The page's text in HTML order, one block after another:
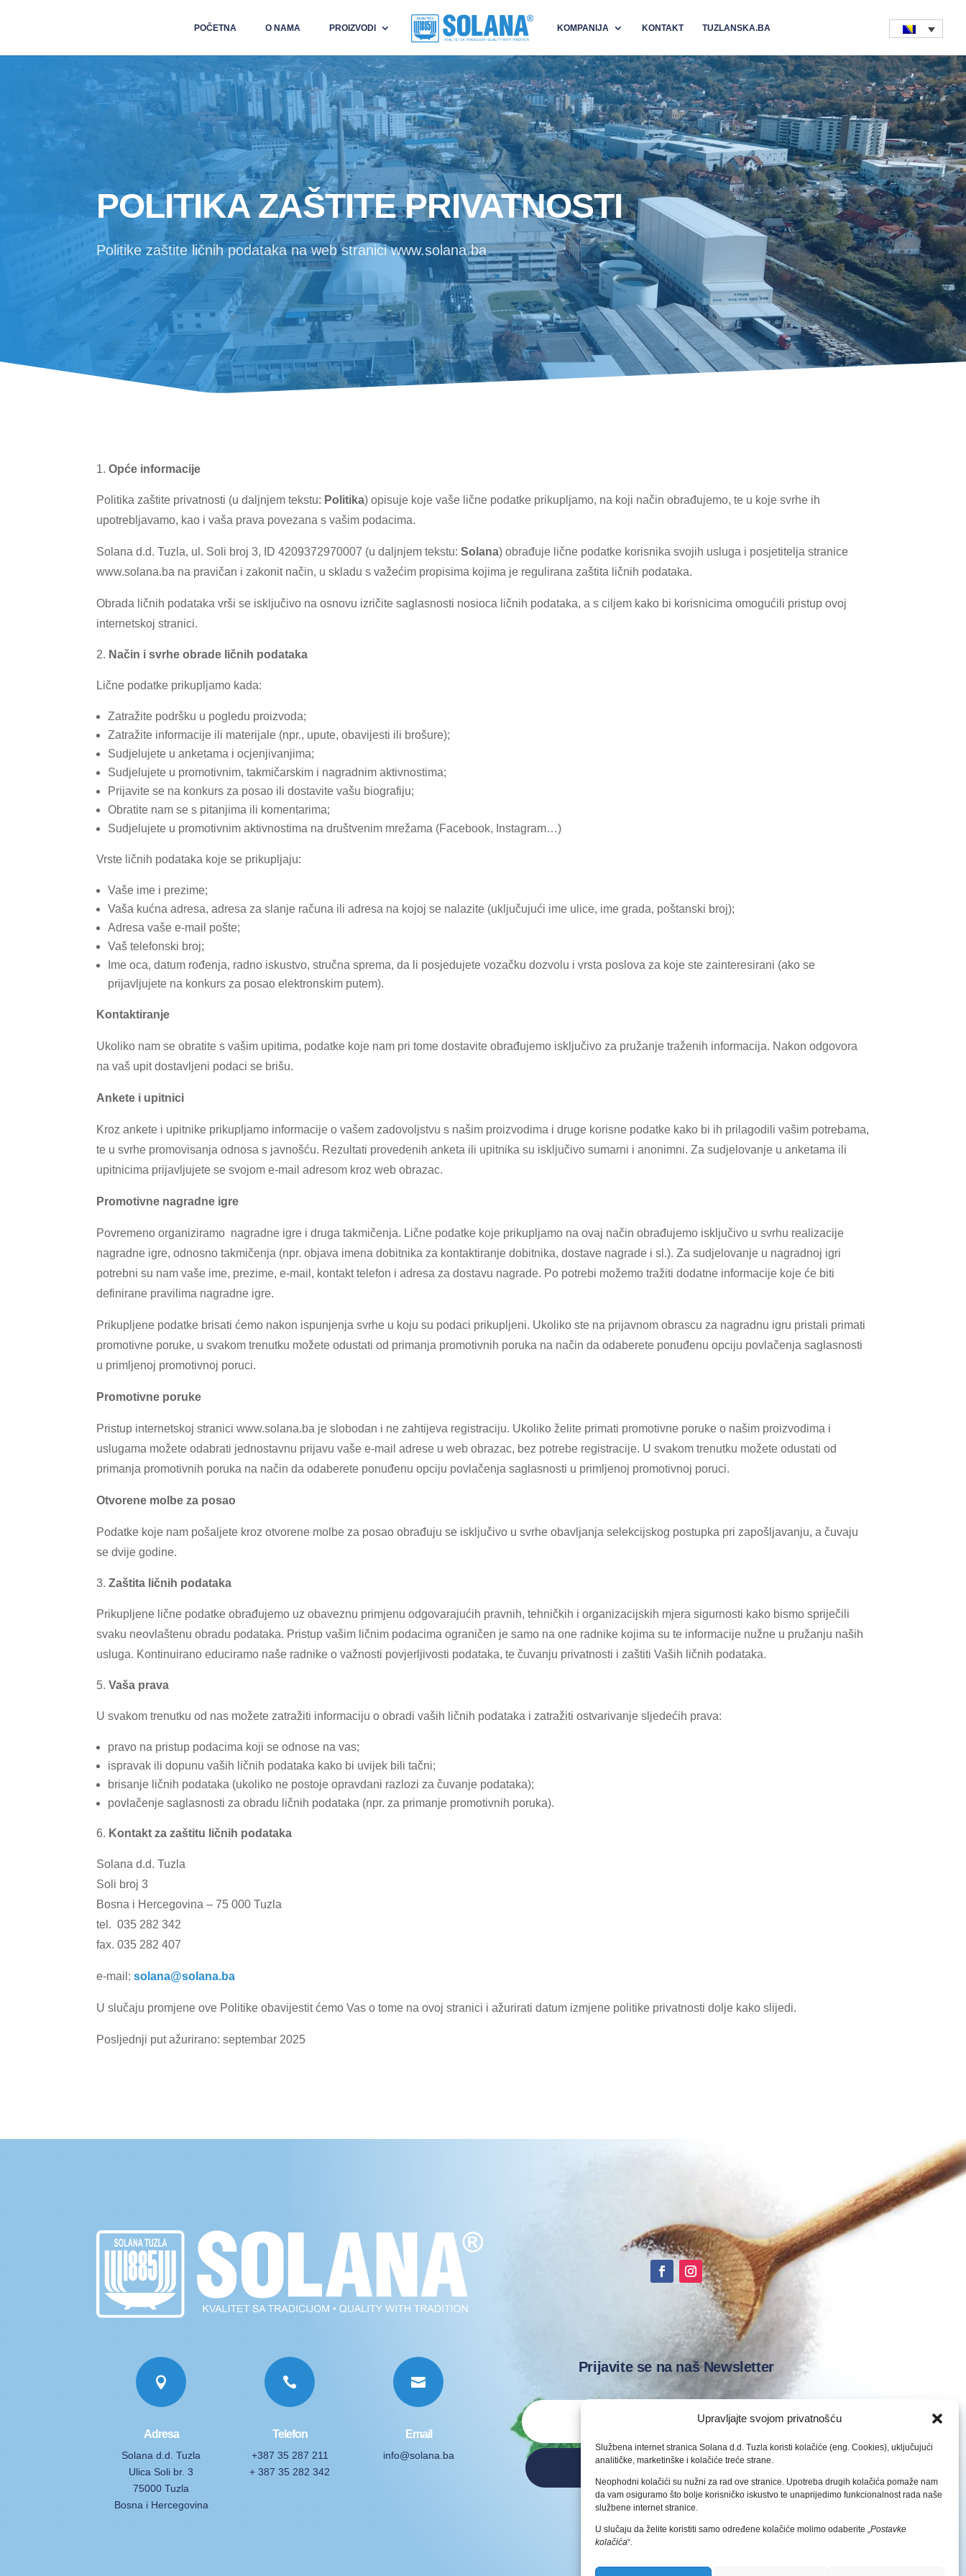
Upravljajte svojom privatnošću
Službena internet stranica Solana d.d. Tuzla koristi kolačiće (eng. Cookies), uključujući
analitičke, marketinške i kolačiće treće strane.
Neophodni kolačići su nužni za rad ove stranice. Upotreba drugih kolačića pomaže nam
da vam osiguramo što bolje korisničko iskustvo te unaprijedimo funkcionalnost rada naše
službene internet stranice.
U slučaju da želite koristiti samo određene kolačiće molimo odaberite „Postavke
kolačića“.
POČETNA O NAMA PROIZVODI KOMPANIJA KONTAKT TUZLANSKA.BA
POLITIKA ZAŠTITE PRIVATNOSTI
Politike zaštite ličnih podataka na web stranici www.solana.ba
Opće informacije
Politika zaštite privatnosti (u daljnjem tekstu: Politika) opisuje koje vaše lične podatke prikupljamo, na koji način obrađujemo, te u koje svrhe ih
upotrebljavamo, kao i vaša prava povezana s vašim podacima.
Solana d.d. Tuzla, ul. Soli broj 3, ID 4209372970007 (u daljnjem tekstu:Solana) obrađuje lične podatke korisnika svojih usluga i posjetitelja stranice
www.solana.ba na pravičan i zakonit način, u skladu s važećim propisima kojima je regulirana zaštita ličnih podataka.
Obrada ličnih podataka vrši se isključivo na osnovu izričite saglasnosti nosioca ličnih podataka, a s ciljem kako bi korisnicima omogućili pristup ovoj
internetskoj stranici.
Način i svrhe obrade ličnih podataka
Lične podatke prikupljamo kada:
Zatražite podršku u pogledu proizvoda;
Zatražite informacije ili materijale (npr., upute, obavijesti ili brošure);
Sudjelujete u anketama i ocjenjivanjima;
Sudjelujete u promotivnim, takmičarskim i nagradnim aktivnostima;
Prijavite se na konkurs za posao ili dostavite vašu biografiju;
Obratite nam se s pitanjima ili komentarima;
Sudjelujete u promotivnim aktivnostima na društvenim mrežama (Facebook, Instagram…)
Vrste ličnih podataka koje se prikupljaju:
Vaše ime i prezime;
Vaša kućna adresa, adresa za slanje računa ili adresa na kojoj se nalazite (uključujući ime ulice, ime grada, poštanski broj);
Adresa vaše e-mail pošte;
Vaš telefonski broj;
Ime oca, datum rođenja, radno iskustvo, stručna sprema, da li posjedujete vozačku dozvolu i vrsta poslova za koje ste zainteresirani (ako se
prijavljujete na konkurs za posao elektronskim putem).
Kontaktiranje
Ukoliko nam se obratite s vašim upitima, podatke koje nam pri tome dostavite obrađujemo isključivo za pružanje traženih informacija. Nakon odgovora
na vaš upit dostavljeni podaci se brišu.
Ankete i upitnici
Kroz ankete i upitnike prikupljamo informacije o vašem zadovoljstvu s našim proizvodima i druge korisne podatke kako bi ih prilagodili vašim potrebama,
te u svrhe promovisanja odnosa s javnošću. Rezultati provedenih anketa ili upitnika su isključivo sumarni i anonimni. Za sudjelovanje u anketama ili
upitnicima prijavljujete se svojom e-mail adresom kroz web obrazac.
Promotivne nagradne igre
Povremeno organiziramo nagradne igre i druga takmičenja. Lične podatke koje prikupljamo na ovaj način obrađujemo isključivo u svrhu realizacije
nagradne igre, odnosno takmičenja (npr. objava imena dobitnika za kontaktiranje dobitnika, dostave nagrade i sl.). Za sudjelovanje u nagradnoj igri
potrebni su nam vaše ime, prezime, e-mail, kontakt telefon i adresa za dostavu nagrade. Po potrebi možemo tražiti dodatne informacije koje će biti
definirane pravilima nagradne igre.
Prikupljene podatke brisati ćemo nakon ispunjenja svrhe u koju su podaci prikupljeni. Ukoliko ste na prijavnom obrascu za nagradnu igru pristali primati
promotivne poruke, u svakom trenutku možete odustati od primanja promotivnih poruka na način da odaberete ponuđenu opciju povlačenja saglasnosti
u primljenoj promotivnoj poruci.
Promotivne poruke
Pristup internetskoj stranici www.solana.ba je slobodan i ne zahtijeva registraciju. Ukoliko želite primati promotivne poruke o našim proizvodima i
uslugama možete odabrati jednostavnu prijavu vaše e-mail adrese u web obrazac, bez potrebe registracije. U svakom trenutku možete odustati od
primanja promotivnih poruka na način da odaberete ponuđenu opciju povlačenja saglasnosti u primljenoj promotivnoj poruci.
Otvorene molbe za posao
Podatke koje nam pošaljete kroz otvorene molbe za posao obrađuju se isključivo u svrhe obavljanja selekcijskog postupka pri zapošljavanju, a čuvaju
se dvije godine.
Zaštita ličnih podataka
Prikupljene lične podatke obrađujemo uz obaveznu primjenu odgovarajućih pravnih, tehničkih i organizacijskih mjera sigurnosti kako bismo spriječili
svaku neovlaštenu obradu podataka. Pristup vašim ličnim podacima ograničen je samo na one radnike kojima su te informacije nužne u pružanju naših
usluga. Kontinuirano educiramo naše radnike o važnosti povjerljivosti podataka, te čuvanju privatnosti i zaštiti Vaših ličnih podataka.
Vaša prava
U svakom trenutku od nas možete zatražiti informaciju o obradi vaših ličnih podataka i zatražiti ostvarivanje sljedećih prava:
pravo na pristup podacima koji se odnose na vas;
ispravak ili dopunu vaših ličnih podataka kako bi uvijek bili tačni;
brisanje ličnih podataka (ukoliko ne postoje opravdani razlozi za čuvanje podataka);
povlačenje saglasnosti za obradu ličnih podataka (npr. za primanje promotivnih poruka).
Kontakt za zaštitu ličnih podataka
Solana d.d. Tuzla
Soli broj 3
Bosna i Hercegovina – 75 000 Tuzla
tel. 035 282 342
fax. 035 282 407
e-mail:solana@solana.ba
U slučaju promjene ove Politike obavijestit ćemo Vas o tome na ovoj stranici i ažurirati datum izmjene politike privatnosti dolje kako slijedi.
Posljednji put ažurirano: septembar 2025

Adresa
Solana d.d. Tuzla
Ulica Soli br. 3
75000 Tuzla
Bosna i Hercegovina

Telefon
+387 35 287 211
+ 387 35 282 342

Email
info@solana.ba
Prijavite se na naš Newsletter
Pravila zaštite osobnih podataka